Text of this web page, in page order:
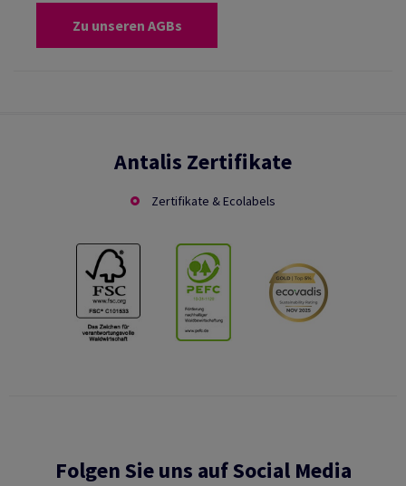
Zu unseren AGBs
Antalis Zertifikate
Zertifikate & Ecolabels
Folgen Sie uns auf Social Media